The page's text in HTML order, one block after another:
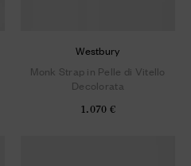
Westbury
Monk Strap in Pelle di Vitello
Decolorata
1.070 €